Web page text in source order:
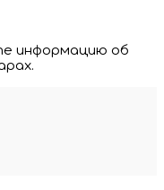
информацию об